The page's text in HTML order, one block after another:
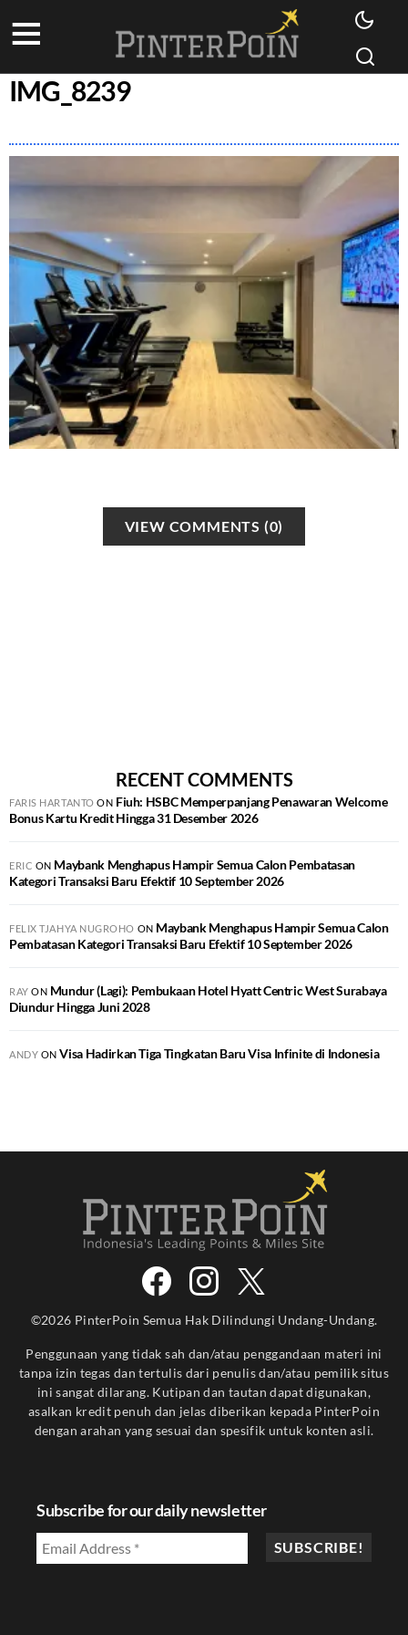
IMG_8239
VIEW COMMENTS (0)
RECENT COMMENTS
FARIS HARTANTO ON Fiuh: HSBC Memperpanjang Penawaran Welcome
Bonus Kartu Kredit Hingga 31 Desember 2026
ERIC ON Maybank Menghapus Hampir Semua Calon Pembatasan
Kategori Transaksi Baru Efektif 10 September 2026
FELIX TJAHYA NUGROHO ON Maybank Menghapus Hampir Semua Calon
Pembatasan Kategori Transaksi Baru Efektif 10 September 2026
RAY ON Mundur (Lagi): Pembukaan Hotel Hyatt Centric West Surabaya
Diundur Hingga Juni 2028
ANDY ONVisa Hadirkan Tiga Tingkatan Baru Visa Infinite di Indonesia
©2026 PinterPoin Semua Hak Dilindungi Undang-Undang.
Penggunaan yang tidak sah dan/atau penggandaan materi ini
tanpa izin tegas dan tertulis dari penulis dan/atau pemilik situs
ini sangat dilarang. Kutipan dan tautan dapat digunakan,
asalkan kredit penuh dan jelas diberikan kepada PinterPoin
dengan arahan yang sesuai dan spesifik untuk konten asli.
Subscribe for our daily newsletter